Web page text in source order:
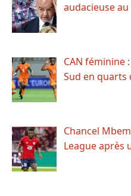
audacieuse
CAN féminine
Sud en quarts
Chancel
League après